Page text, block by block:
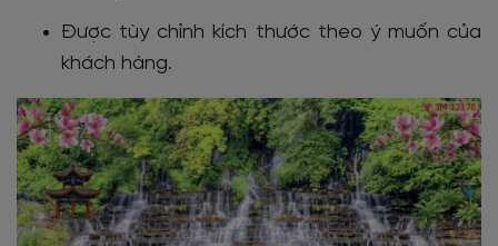
Được tùy chỉnh kích thước theo ý muốn của
khách hàng.